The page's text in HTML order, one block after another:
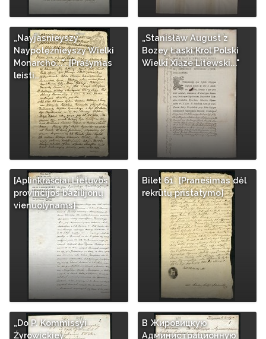
„Nayjasnieyszy
Naypotęźnieyszy Wielki
Monarcho...". [Prašymas
leisti…
„Stanisław August z
Bozey Łaski Krol Polski
Wielki Xiąze Litewski..."
[Aplinkraščiai Lietuvos
provincijos bazilijonų
vienuolynams]
Bilet 61. [Pranešimas dėl
rekrūtų pristatymo]
„Do P. Kommissyi
Źyrowickiey
В Жировицкую
Администрационную